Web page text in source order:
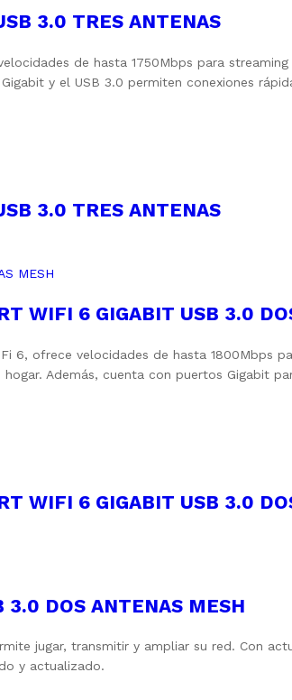
3.0 TRES ANTENAS
de hasta 1750Mbps para
y el USB 3.0 permiten conexiones
3.0 TRES ANTENAS
WIFI 6 GIGABIT USB 3.0
6, ofrece velocidades de hasta 1800Mbps
Además, cuenta con puertos Gigabit
WIFI 6 GIGABIT USB 3.0
DOS ANTENAS MESH
jugar, transmitir y ampliar su red. Con
y actualizado.